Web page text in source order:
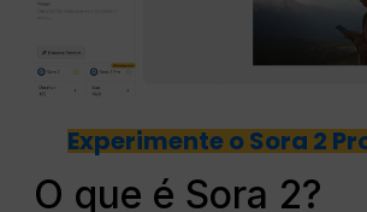
Experimente o Sora 2
O que é Sora 2?